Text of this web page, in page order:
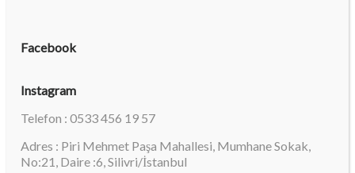
Facebook
Instagram
Telefon : 0533 456 19 57
Adres : Piri Mehmet Paşa Mahallesi, Mumhane Sokak,
No:21, Daire :6, Silivri/İstanbul